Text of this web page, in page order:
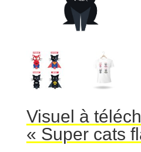
Visuel à
« Super cats